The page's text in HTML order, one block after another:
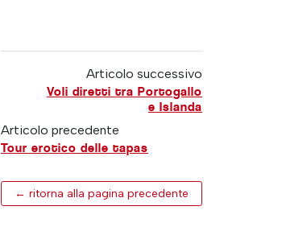
Articolo successivo
Voli diretti tra Portogallo
e Islanda
Articolo precedente
Tour erotico delle tapas
← ritorna alla pagina precedente